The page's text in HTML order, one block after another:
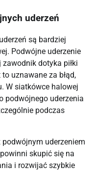
uderzeń
są bardziej
Podwójne uderzenie
dotyka piłki
uznawane za błąd,
W siatkówce halowej
podwójnego uderzenia
podczas
uderzeniem
skupić się na
i rozwijać szybkie